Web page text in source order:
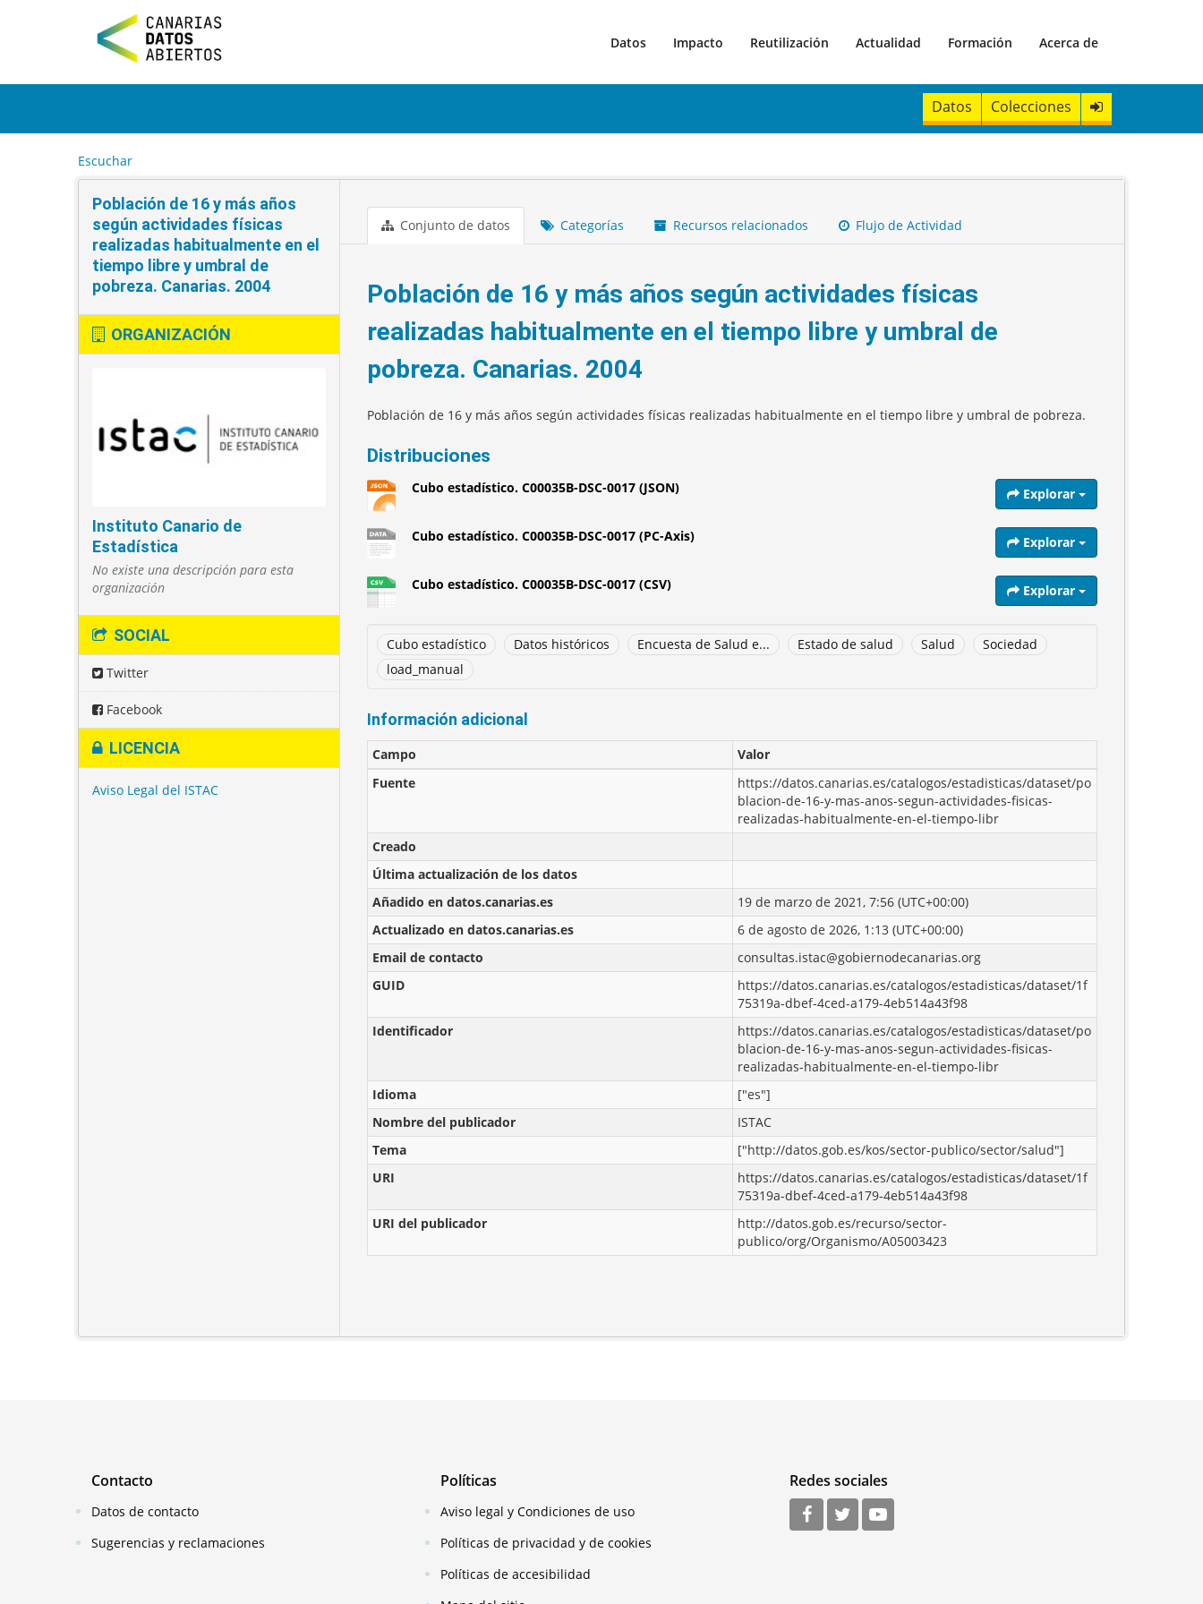
t
Datos Impacto Reutilización Actualidad Formación Acerca de
Datos Colecciones
Escuchar
Población de 16 y más años
según actividades físicas
realizadas habitualmente en el
tiempo libre y umbral de
pobreza. Canarias. 2004
ORGANIZACIÓN
Instituto Canario de
Estadística
No existe una descripción para esta
organización
SOCIAL
Twitter
Facebook
LICENCIA
Aviso Legal del ISTAC
Conjunto de datos Categorías Recursos relacionados Flujo de Actividad
Población de 16 y más años según actividades físicas
realizadas habitualmente en el tiempo libre y umbral de
pobreza. Canarias. 2004
Población de 16 y más años según actividades físicas realizadas habitualmente en el tiempo libre y umbral de pobreza.
Distribuciones
Cubo estadístico. C00035B-DSC-0017 (JSON) Explorar
Cubo estadístico. C00035B-DSC-0017 (PC-Axis) Explorar
Cubo estadístico. C00035B-DSC-0017 (CSV) Explorar
Cubo estadístico Datos históricos Encuesta de Salud e... Estado de salud Salud
Sociedad
load_manual
Información adicional
Campo
Valor
Fuente
https://datos.canarias.es/catalogos/estadisticas/dataset/po
blacion-de-16-y-mas-anos-segun-actividades-fisicas-
realizadas-habitualmente-en-el-tiempo-libr
Creado
Última actualización de los datos
Añadido en datos.canarias.es
19 de marzo de 2021, 7:56 (UTC+00:00)
Actualizado en datos.canarias.es
6 de agosto de 2026, 1:13 (UTC+00:00)
Email de contacto
consultas.istac@gobiernodecanarias.org
GUID
https://datos.canarias.es/catalogos/estadisticas/dataset/1f
75319a-dbef-4ced-a179-4eb514a43f98
Identificador
https://datos.canarias.es/catalogos/estadisticas/dataset/po
blacion-de-16-y-mas-anos-segun-actividades-fisicas-
realizadas-habitualmente-en-el-tiempo-libr
Idioma
["es"]
Nombre del publicador
ISTAC
Tema
["http://datos.gob.es/kos/sector-publico/sector/salud"]
URI
https://datos.canarias.es/catalogos/estadisticas/dataset/1f
75319a-dbef-4ced-a179-4eb514a43f98
URI del publicador
http://datos.gob.es/recurso/sector-
publico/org/Organismo/A05003423
Contacto
Datos de contacto
Sugerencias y reclamaciones
Políticas
Aviso legal y Condiciones de uso
Políticas de privacidad y de cookies
Políticas de accesibilidad
Redes sociales